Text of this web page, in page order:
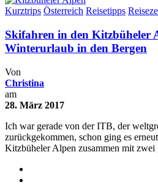
Kurztrips Österreich Reisetipps
Skifahren in den Kitzbüheler
Winterurlaub in den Bergen
Von
Christina
am
28. März 2017
Ich war gerade von der ITB, der
zurückgekommen, schon ging es
Kitzbüheler Alpen zusammen mit